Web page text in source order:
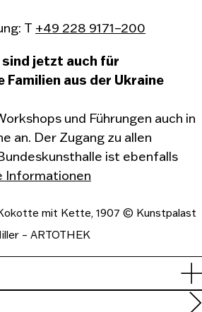
T +49 228 9171–200
jetzt auch für
Familien aus der Ukraine
und Führungen auch in
an. Der Zugang zu allen
ist ebenfalls
Informationen
mit Kette, 1907 © Kunstpalast
– ARTOTHEK